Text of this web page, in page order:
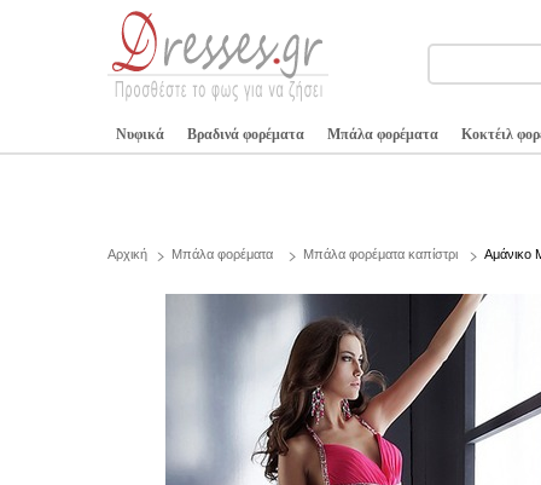
Νυφικά Βραδινά φορέματα Μπάλα φορέματα Κοκτέιλ
Αρχική Μπάλα φορέματα Μπάλα φορέματα καπίστρι Αμάνικο